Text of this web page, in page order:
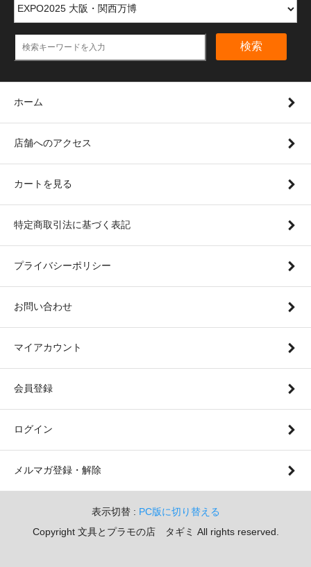
検索
ホーム
店舗へのアクセス
カートを見る
特定商取引法に基づく表記
プライバシーポリシー
お問い合わせ
マイアカウント
会員登録
ログイン
メルマガ登録・解除
表示切替 : PC版に切り替える
Copyright 文具とプラモの店 タギミ All rights reserved.